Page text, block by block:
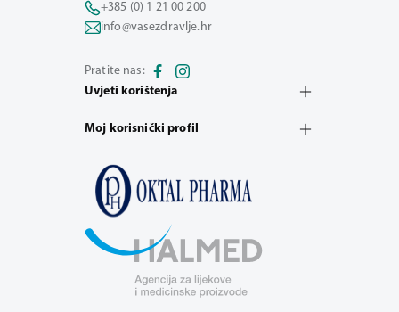
+385 (0) 1 21 00 200
info@vasezdravlje.hr
Pratite nas:
Uvjeti korištenja
Moj korisnički profil